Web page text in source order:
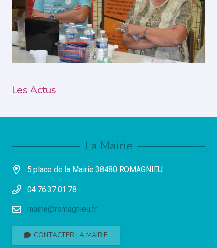
Les Actus
La Mairie
5 place de la Mairie 38480 ROMAGNIEU
04.76.37.01.78
mairie@romagnieu.fr
CONTACTER LA MAIRIE